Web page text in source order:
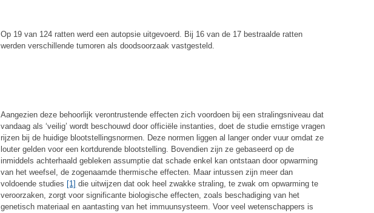
Op 19 van 124 ratten werd een autopsie uitgevoerd. Bij 16 van de 17 bestraalde ratten
werden verschillende tumoren als doodsoorzaak vastgesteld.
Aangezien deze behoorlijk verontrustende effecten zich voordoen bij een stralingsniveau dat
vandaag als ‘veilig’ wordt beschouwd door officiële instanties, doet de studie ernstige vragen
rijzen bij de huidige blootstellingsnormen. Deze normen liggen al langer onder vuur omdat ze
louter gelden voor een kortdurende blootstelling. Bovendien zijn ze gebaseerd op de
inmiddels achterhaald gebleken assumptie dat schade enkel kan ontstaan door opwarming
van het weefsel, de zogenaamde thermische effecten. Maar intussen zijn meer dan
voldoende studies [1] die uitwijzen dat ook heel zwakke straling, te zwak om opwarming te
veroorzaken, zorgt voor significante biologische effecten, zoals beschadiging van het
genetisch materiaal en aantasting van het immuunsysteem. Voor veel wetenschappers is